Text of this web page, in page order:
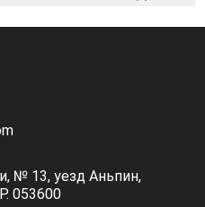
№ 13, уезд Аньпин,
053600